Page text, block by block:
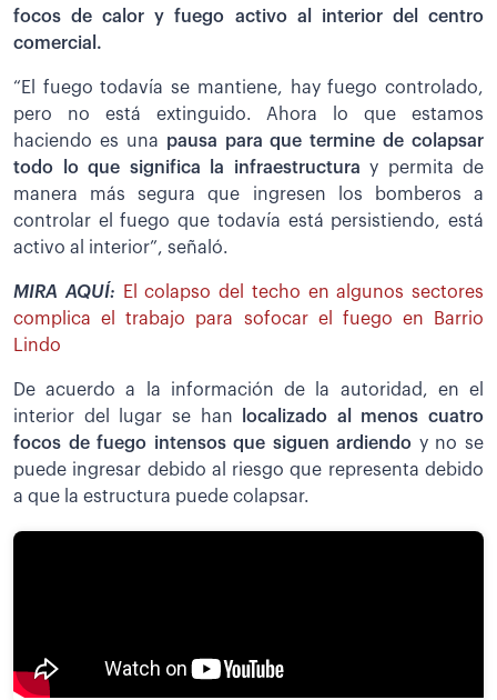
focos de calor y fuego activo al interior del centro
comercial.
“El fuego todavía se mantiene, hay fuego controlado,
pero no está extinguido. Ahora lo que estamos
haciendo es una pausa para que termine de colapsar
todo lo que significa la infraestructura y permita de
manera más segura que ingresen los bomberos a
controlar el fuego que todavía está persistiendo, está
activo al interior”, señaló.
MIRA AQUÍ:
El colapso del techo en algunos sectores
complica el trabajo para sofocar el fuego en Barrio
Lindo
De acuerdo a la información de la autoridad, en el
interior del lugar se han
localizado al menos cuatro
focos de fuego intensos que siguen ardiendo y no se
puede ingresar debido al riesgo que representa debido
a que la estructura puede colapsar.